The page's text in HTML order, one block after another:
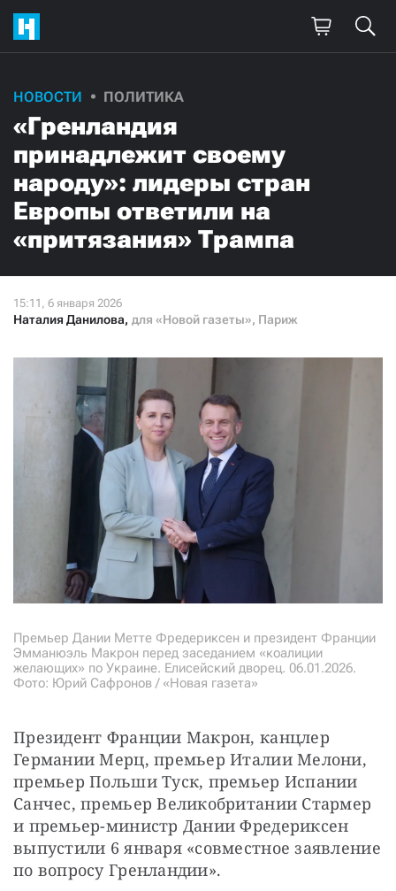
НОВОСТИ ПОЛИТИКА
«Гренландия
принадлежит своему
народу»: лидеры стран
Европы ответили на
«притязания» Трампа
Наталия Данилова, для «Новой газеты», Париж
Премьер Дании Метте Фредериксен и президент Франции
Эмманюэль Макрон перед заседанием «коалиции
желающих» по Украине. Елисейский дворец. 06.01.2026.
Фото: Юрий Сафронов / «Новая газета»
Президент Франции Макрон, канцлер
Германии Мерц, премьер Италии Мелони,
премьер Польши Туск, премьер Испании
Санчес, премьер Великобритании Стармер
и премьер-министр Дании Фредериксен
выпустили 6 января «совместное заявление
по вопросу Гренландии».